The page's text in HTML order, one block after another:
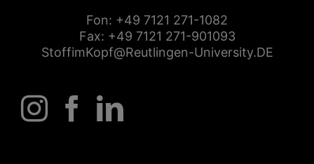
Fon: +49 7121 271-1082
Fax: +49 7121 271-901093
StoffimKopf@Reutlingen-University.DE